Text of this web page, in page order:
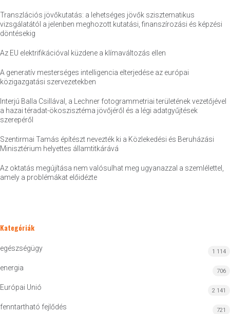
Transzlációs jövőkutatás: a lehetséges jövők szisztematikus
vizsgálatától a jelenben meghozott kutatási, finanszírozási és képzési
döntésekig
Az EU elektrifikációval küzdene a klímaváltozás ellen
A generatív mesterséges intelligencia elterjedése az európai
közigazgatási szervezetekben
Interjú Balla Csillával, a Lechner fotogrammetriai területének vezetőjével
a hazai téradat-ökoszisztéma jövőjéről és a légi adatgyűjtések
szerepéről
Szentirmai Tamás építészt nevezték ki a Közlekedési és Beruházási
Minisztérium helyettes államtitkárává
Az oktatás megújítása nem valósulhat meg ugyanazzal a szemlélettel,
amely a problémákat előidézte
Kategóriák
egészségügy 1 114
energia 706
Európai Unió 2 141
fenntartható fejlődés 721